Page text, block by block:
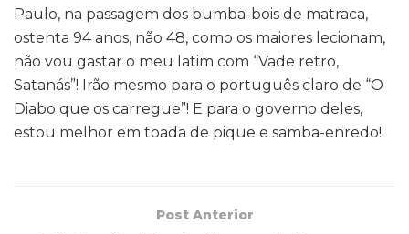
Paulo, na passagem dos bumba-bois de matraca,
ostenta 94 anos, não 48, como os maiores lecionam,
não vou gastar o meu latim com “Vade retro,
Satanás”! Irão mesmo para o português claro de “O
Diabo que os carregue”! E para o governo deles,
estou melhor em toada de pique e samba-enredo!
Post Anterior